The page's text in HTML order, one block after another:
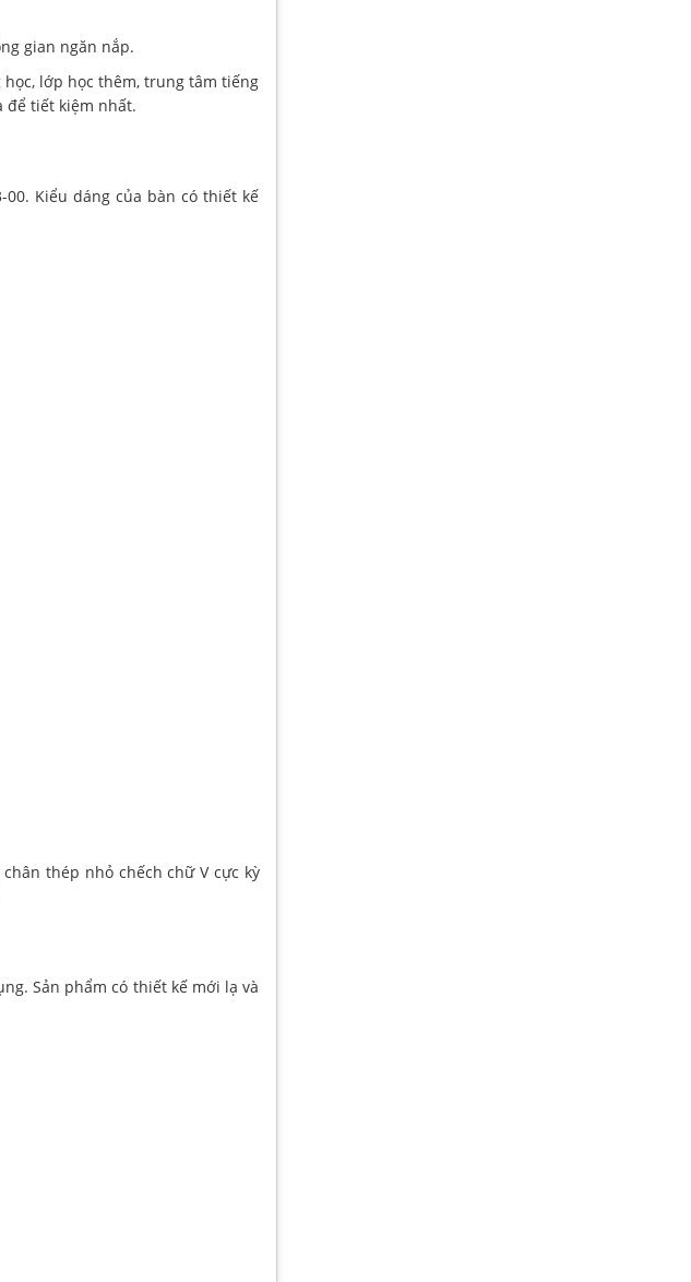
gian ngăn nắp.
lớp học thêm, trung tâm tiếng
để tiết kiệm nhất.
Kiểu dáng của bàn có thiết kế
thép nhỏ chếch chữ V cực kỳ
Sản phẩm có thiết kế mới lạ và